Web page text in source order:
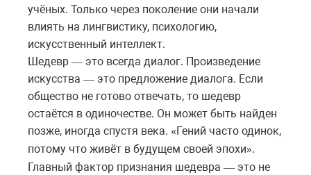
учёных. Только через поколение они начали
влиять на лингвистику, психологию,
искусственный интеллект.
Шедевр — это всегда диалог. Произведение
искусства — это предложение диалога. Если
общество не готово отвечать, то шедевр
остаётся в одиночестве. Он может быть найден
позже, иногда спустя века. « Гений часто одинок,
потому что живёт в будущем своей эпохи».
Главный фактор признания шедевра — это не